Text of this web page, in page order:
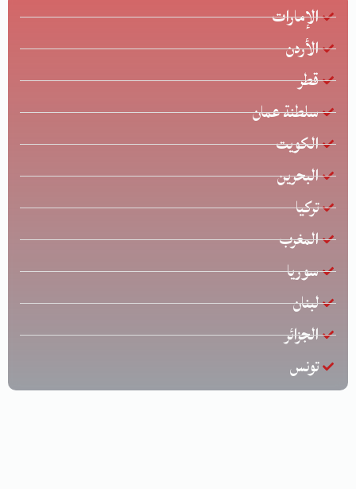
الإمارات
الأردن
قطر
سلطنة عمان
الكويت
البحرين
تركيا
المغرب
سوريا
لبنان
الجزائر
تونس